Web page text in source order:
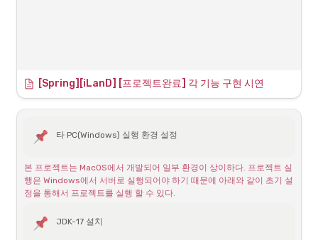
[Spring][iLanD] [프로젝트완료] 각 기능 구현 시연
타 PC(Windows) 실행 환경 설정
본 프로젝트는 MacOS에서 개발되어 일부 환경이 상이하다. 프로젝트 실
행은 Windows에서 서버로 실행되어야 하기 때문에 아래와 같이 초기 설
정을 통해서 프로젝트를 실행 할 수 있다.
JDK-17 설치